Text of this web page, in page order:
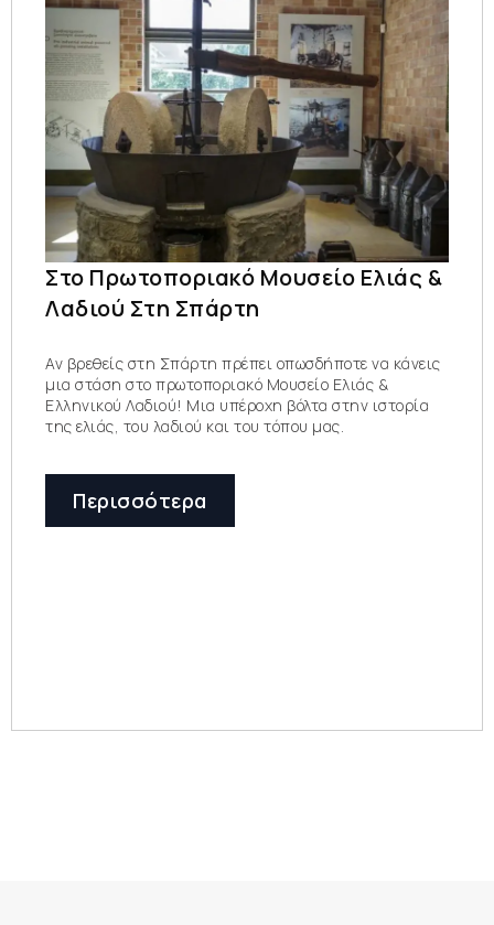
Στο Πρωτοποριακό Μουσείο Ελιάς &
Λαδιού Στη Σπάρτη
Αν βρεθείς στη Σπάρτη πρέπει οπωσδήποτε να κάνεις
μια στάση στο πρωτοποριακό Μουσείο Ελιάς &
Ελληνικού Λαδιού! Μια υπέροχη βόλτα στην ιστορία
της ελιάς, του λαδιού και του τόπου μας.
Περισσότερα